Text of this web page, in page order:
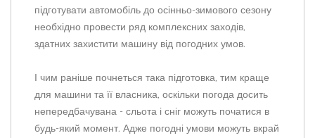
підготувати автомобіль до осінньо-зимового сезону
необхідно провести ряд комплексних заходів,
здатних захистити машину від погодних умов.
І чим раніше почнеться така підготовка, тим краще
для машини та її власника, оскільки погода досить
непередбачувана - сльота і сніг можуть початися в
будь-який момент. Адже погодні умови можуть вкрай